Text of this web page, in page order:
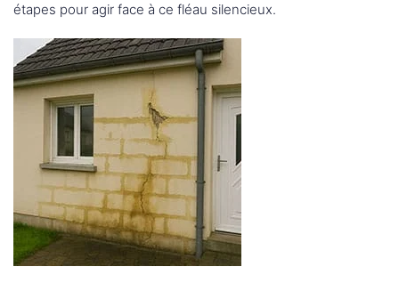
étapes pour agir face à ce fléau silencieux.